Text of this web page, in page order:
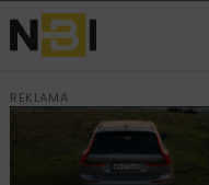
REKLAMA